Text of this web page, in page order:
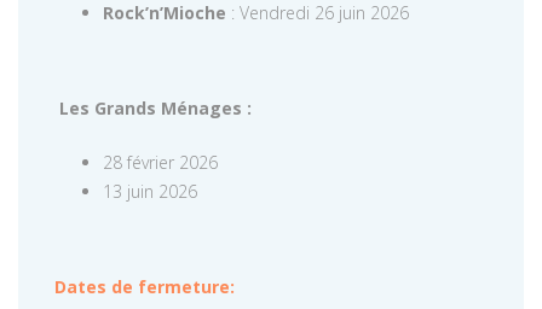
Rock’n’Mioche : Vendredi 26 juin 2026
Les Grands Ménages :
28 février 2026
13 juin 2026
Dates de fermeture: